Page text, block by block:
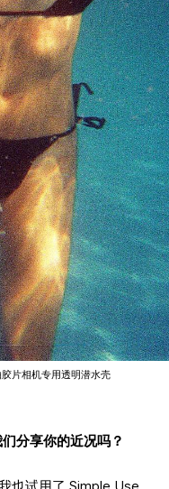
片相机专用透明潜水壳
分享你的近况吗？